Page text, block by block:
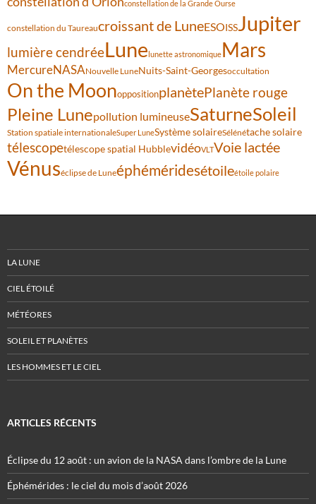
constellation de la Grande Ourse
constellation du Taureaucroissant de LuneESOISSJupiter
lumière cendréeLune lunette astronomiqueMars
MercureNASANouvelle LuneNuits-Saint-Georgesoccultation
On the MoonoppositionplanètePlanète rouge
Pleine Lunepollution lumineuseSaturneSoleil
Station spatiale internationaleSuper LuneSystème solaireSélénétache solaire
télescopetélescope spatial HubblevidéoVLTVoie lactée
Vénuséclipse de Luneéphéméridesétoileétoile polaire
LA LUNE
CIEL ÉTOILÉ
MÉTÉORES
SOLEIL ET PLANÈTES
LES HOMMES ET LE CIEL
ARTICLES RÉCENTS
Éclipse du 12 août : un avion de la NASA dans l’ombre de la Lune
Éphémérides : le ciel du mois d’août 2026